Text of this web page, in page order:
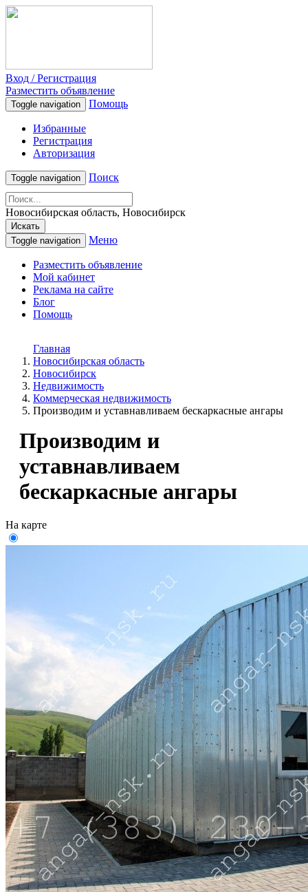
Вход / Регистрация
Разместить объявление
Toggle navigation Помощь
Избранные
Регистрация
Авторизация
Toggle navigation Поиск
Новосибирская область, Новосибирск
Искать
Toggle navigation
Меню
Разместить объявление
Мой кабинет
Реклама на сайте
Блог
Помощь
Главная
Новосибирская область
Новосибирск
Недвижимость
Коммерческая недвижимость
Производим и уставнавливаем бескаркасные ангары
Производим и
уставнавливаем
бескаркасные ангары
На карте